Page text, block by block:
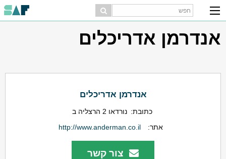
אנדרמן אדריכלים
אנדרמן אדריכלים
כתובת: נורדאו 2 הרצליה ב
אתר:
http://www.anderman.co.il
צור קשר